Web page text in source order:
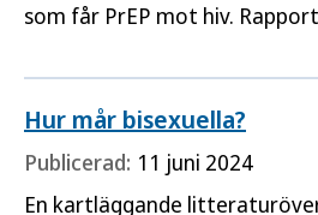
som får PrEP mot hiv.
Venhälsan i Stockholm.
att
Hur mår bisexuella?
Publicerad: 11 juni 2024
En kartläggande